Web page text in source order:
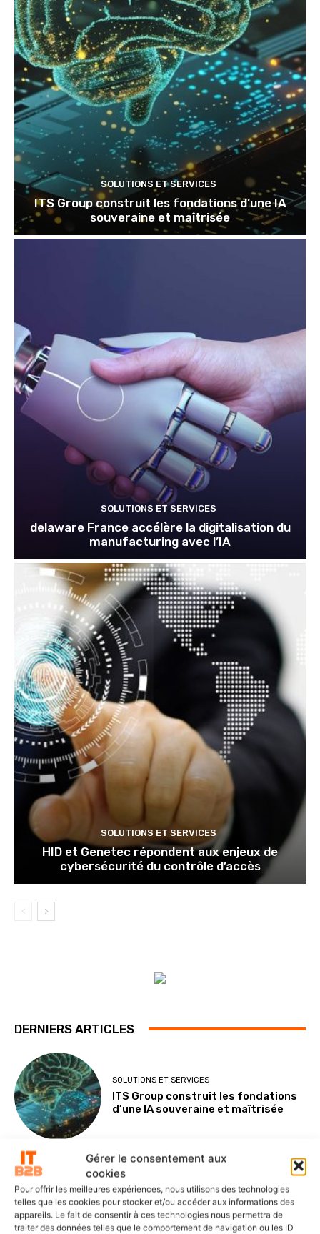
Gérer le consentement aux
cookies
Pour offrir les meilleures expériences, nous utilisons des technologies
telles que les cookies pour stocker et/ou accéder aux informations des
appareils. Le fait de consentir à ces technologies nous permettra de
traiter des données telles que le comportement de navigation ou les ID
SOLUTIONS ET SERVICES
ITS Group construit les fondations d’une IA
souveraine et maîtrisée
SOLUTIONS ET SERVICES
delaware France accélère la digitalisation du
manufacturing avec l’IA
SOLUTIONS ET SERVICES
HID et Genetec répondent aux enjeux de
cybersécurité du contrôle d’accès
DERNIERS ARTICLES
SOLUTIONS ET SERVICES
ITS Group construit les fondations
d’une IA souveraine et maîtrisée
POINTS DE VUE
Le Mode IA de Google, ou le Shadow
AI qui n’a plus besoin de l’ombre